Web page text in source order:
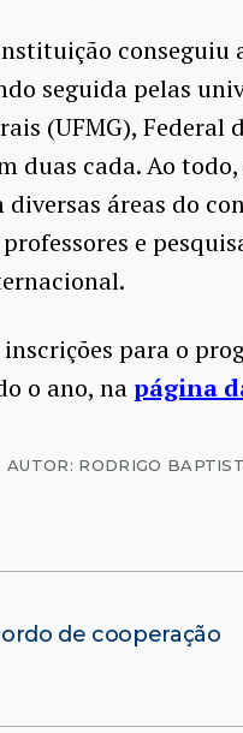
conseguiu
seguida pelas
(UFMG), Federal
duas cada.Ao
diversas áreas do
e
para o
o ano, napágina
AUTOR: RODRIGO
de cooperação